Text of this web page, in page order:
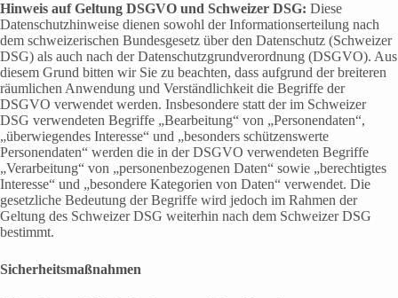
Hinweis auf Geltung DSGVO und Schweizer DSG: Diese
Datenschutzhinweise dienen sowohl der Informationserteilung nach
dem schweizerischen Bundesgesetz über den Datenschutz (Schweizer
DSG) als auch nach der Datenschutzgrundverordnung (DSGVO). Aus
diesem Grund bitten wir Sie zu beachten, dass aufgrund der breiteren
räumlichen Anwendung und Verständlichkeit die Begriffe der
DSGVO verwendet werden. Insbesondere statt der im Schweizer
DSG verwendeten Begriffe „Bearbeitung“ von „Personendaten“,
„überwiegendes Interesse“ und „besonders schützenswerte
Personendaten“ werden die in der DSGVO verwendeten Begriffe
„Verarbeitung“ von „personenbezogenen Daten“ sowie „berechtigtes
Interesse“ und „besondere Kategorien von Daten“ verwendet. Die
gesetzliche Bedeutung der Begriffe wird jedoch im Rahmen der
Geltung des Schweizer DSG weiterhin nach dem Schweizer DSG
bestimmt.
Sicherheitsmaßnahmen